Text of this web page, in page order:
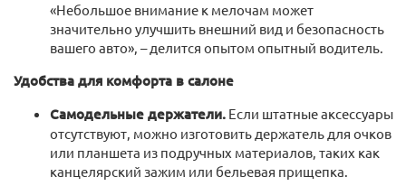
«Небольшое внимание к мелочам может
значительно улучшить внешний вид и безопасность
вашего авто», – делится опытом опытный водитель.
Удобства для комфорта в салоне
Самодельные держатели. Если штатные аксессуары
отсутствуют, можно изготовить держатель для очков
или планшета из подручных материалов, таких как
канцелярский зажим или бельевая прищепка.